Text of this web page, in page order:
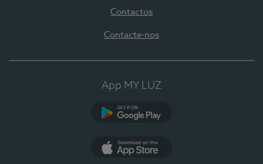
Contactos
Contacte-nos
App MY LUZ